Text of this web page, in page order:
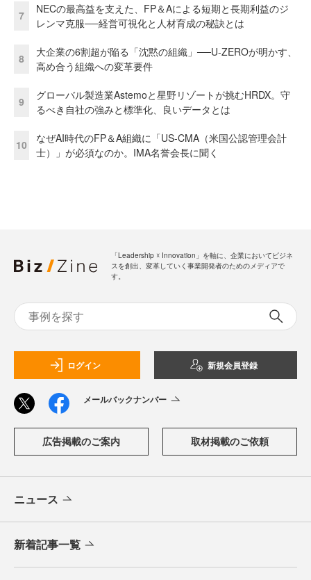
7
NECの最高益を支えた、FP＆Aによる短期と長期利益のジ
レンマ克服──経営可視化と人材育成の秘訣とは
8
大企業の6割超が陥る「沈黙の組織」──U-ZEROが明かす、
高め合う組織への変革要件
9
グローバル製造業Astemoと星野リゾートが挑むHRDX。守
るべき自社の強みと標準化、良いデータとは
10
なぜAI時代のFP＆A組織に「US-CMA（米国公認管理会計
士）」が必須なのか。IMA名誉会長に聞く
「Leadership ☓ Innovation」を軸に、企業においてビジネ
スを創出、変革していく事業開発者のためのメディアで
す。
ログイン 新規会員登録
メールバックナンバー
広告掲載のご案内 取材掲載のご依頼
ニュース
新着記事一覧